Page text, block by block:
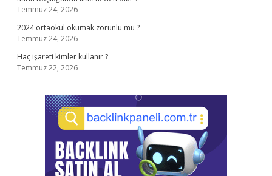
Temmuz 24, 2026
2024 ortaokul okumak zorunlu mu ?
Temmuz 24, 2026
Haç işareti kimler kullanır ?
Temmuz 22, 2026